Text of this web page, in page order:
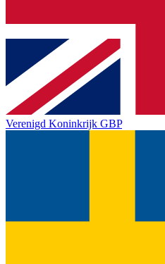
Verenigd Koninkrijk GBP